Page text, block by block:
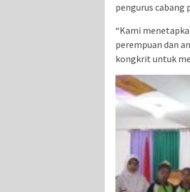
pengurus cabang
“Kami
perempuan dan
kongkrit untuk